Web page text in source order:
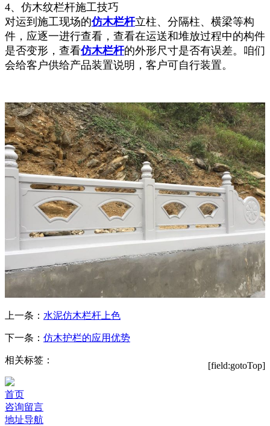
4、仿木纹栏杆施工技巧
对运到施工现场的仿木栏杆立柱、分隔柱、横梁等构
件，应逐一进行查看，查看在运送和堆放过程中的构件
是否变形，查看仿木栏杆的外形尺寸是否有误差。咱们
会给客户供给产品装置说明，客户可自行装置。
上一条： 水泥仿木栏杆上色
下一条： 仿木护栏的应用优势
相关标签：
[field:gotoTop]
首页
咨询留言
地址导航